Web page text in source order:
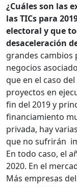
¿Cuáles son las
las TICs para
electoral y que
desaceleración
grandes cambios
negocios
que en el caso
proyectos en
fin del 2019 y
financiamiento
privada, hay
que no sufrirán
En todo caso, el
2020. En el
Más empresas